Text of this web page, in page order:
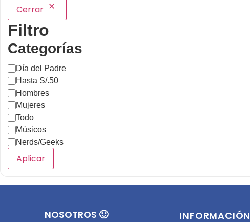
Cerrar
Filtro
Categorías
Día del Padre
Hasta S/.50
Hombres
Mujeres
Todo
Músicos
Nerds/Geeks
Aplicar
NOSOTROS 🙂 INFORMACIÓN